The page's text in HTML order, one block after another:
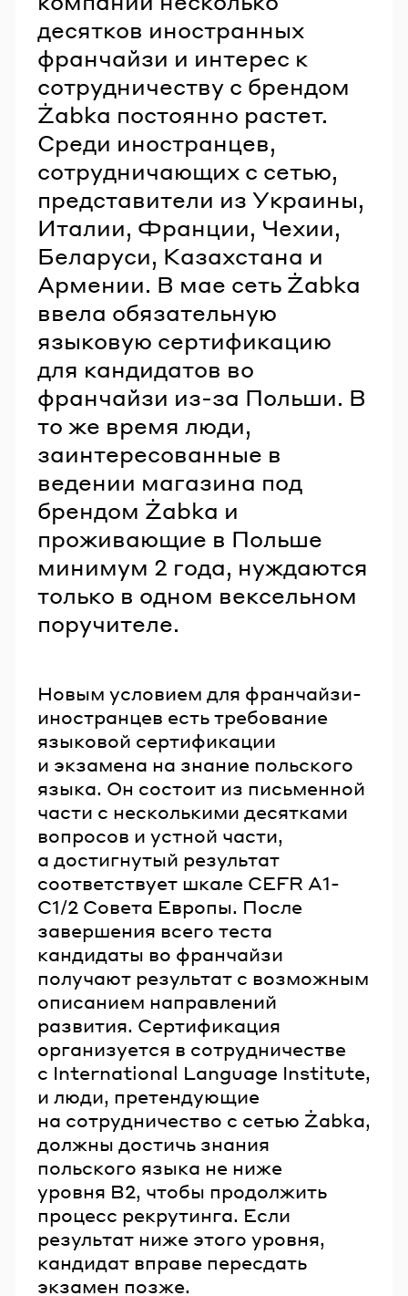
десятков иностранных
франчайзи и интерес к
сотрудничеству с брендом
Żabka постоянно растет.
Среди иностранцев,
сотрудничающих с сетью,
представители из Украины,
Италии, Франции, Чехии,
Беларуси, Казахстана и
Армении. В мае сеть Żabka
ввела обязательную
языковую сертификацию
для кандидатов во
франчайзи из-за Польши. В
то же время люди,
заинтересованные в
ведении магазина под
брендом Żabka и
проживающие в Польше
минимум 2 года, нуждаются
только в одном вексельном
поручителе.
Новым условием для франчайзи-
иностранцев есть требование
языковой сертификации
и экзамена на знание польского
языка. Он состоит из письменной
части с несколькими десятками
вопросов и устной части,
а достигнутый результат
соответствует шкале CEFR A1-
C1/2 Совета Европы. После
завершения всего теста
кандидаты во франчайзи
получают результат с возможным
описанием направлений
развития. Сертификация
организуется в сотрудничестве
с International Language Institute,
и люди, претендующие
на сотрудничество с сетью Żabka,
должны достичь знания
польского языка не ниже
уровня B2, чтобы продолжить
процесс рекрутинга. Если
результат ниже этого уровня,
кандидат вправе пересдать
экзамен позже.